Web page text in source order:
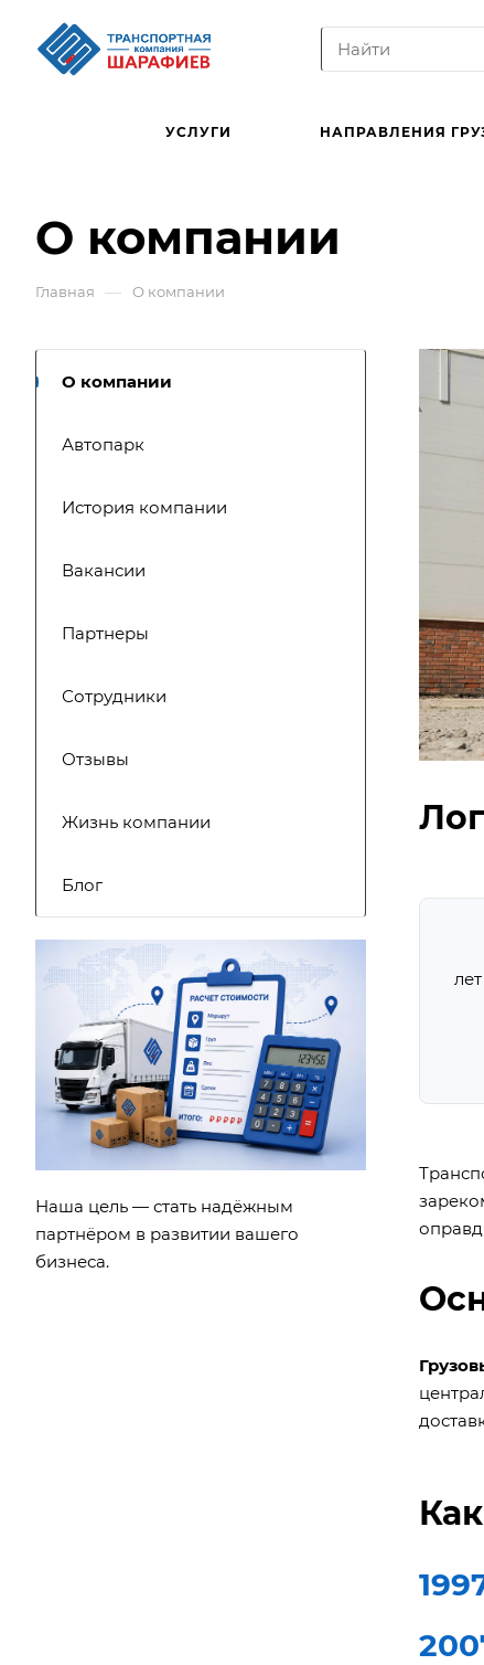
УСЛУГИ НАПРАВЛЕНИЯ
О компании
Главная — О компании
О компании
Автопарк
История компании
Вакансии
Партнеры
Сотрудники
Отзывы
Жизнь компании
Блог
Наша цель — стать надёжным
партнёром в развитии вашего
бизнеса.